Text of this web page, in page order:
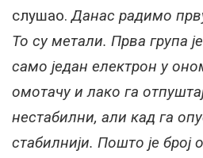
слушао.Данас радимо
То су метали. Прва група
само један електрон у
омотачу и лако га
нестабилни, али кад га
стабилнији. Пошто је број